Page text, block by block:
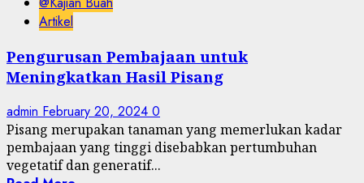
Artikel
Pengurusan Pembajaan untuk
Meningkatkan Hasil Pisang
admin February 20, 2024 0
Pisang merupakan tanaman yang memerlukan kadar
pembajaan yang tinggi disebabkan pertumbuhan
vegetatif dan generatif...